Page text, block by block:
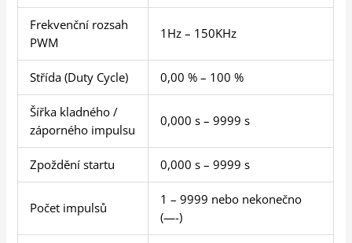
Frekvenční rozsah
PWM
1Hz – 150KHz
Střída (Duty Cycle) 0,00 % – 100 %
Šířka kladného /
záporného impulsu
0,000 s – 9999 s
Zpoždění startu 0,000 s – 9999 s
Počet impulsů
1 – 9999 nebo nekonečno
(—-)